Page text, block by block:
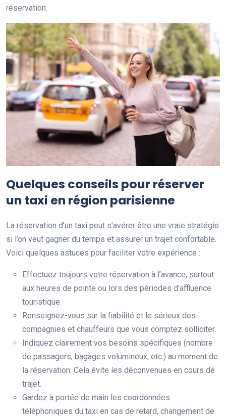
réservation.
Quelques conseils pour réserver
un taxi en région parisienne
La réservation d’un taxi peut s’avérer être une vraie stratégie
si l’on veut gagner du temps et assurer un trajet confortable.
Voici quelques astuces pour faciliter votre expérience :
Effectuez toujours votre réservation à l’avance, surtout
aux heures de pointe ou lors des périodes d’affluence
touristique.
Renseignez-vous sur la fiabilité et le sérieux des
compagnies et chauffeurs que vous comptez solliciter.
Indiquez clairement vos besoins spécifiques (nombre
de passagers, bagages volumineux, etc.) au moment de
la réservation. Cela évite les déconvenues en cours de
trajet.
Gardez à portée de main les coordonnées
téléphoniques du taxi en cas de retard, changement de